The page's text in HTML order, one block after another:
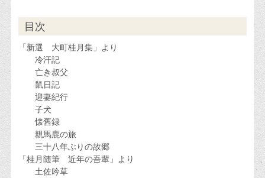
目次
「新選 大町桂月集」より
冷汗記
亡き叔父
鼠日記
迎妻紀行
子犬
懐舊録
親馬鹿の旅
三十八年ぶりの故郷
「桂月随筆 近年の吾輩」より
土佐吟草